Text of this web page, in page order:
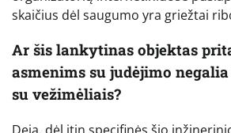
skaičius dėl saugumo yra griežtai
Ar šis lankytinas objektas
asmenims su judėjimo
su vežimėliais?